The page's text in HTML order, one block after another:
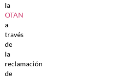
la
OTAN
a
través
de
la
reclamación
de